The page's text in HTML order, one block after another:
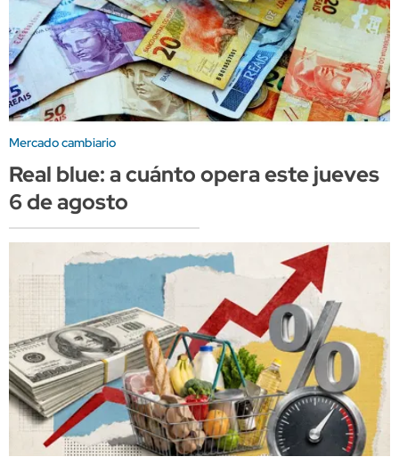
Mercado cambiario
Real blue: a cuánto opera este jueves
6 de agosto